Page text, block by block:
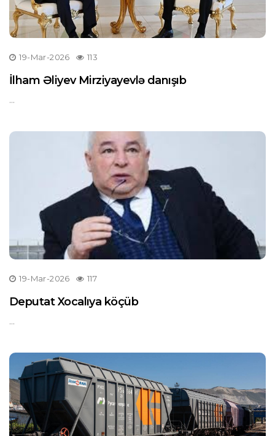
19-Mar-2026 113
İlham Əliyev Mirziyayevlə danışıb
...
19-Mar-2026 117
Deputat Xocalıya köçüb
...